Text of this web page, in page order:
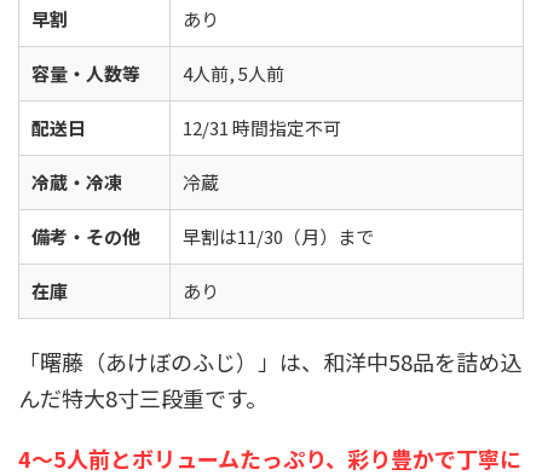
早割 あり
容量・人数等 4人前, 5人前
配送日 12/31 時間指定不可
冷蔵・冷凍 冷蔵
備考・その他 早割は11/30（月）まで
在庫 あり
「曙藤（あけぼのふじ）」は、和洋中58品を詰め込
んだ特大8寸三段重です。
4〜5人前とボリュームたっぷり、彩り豊かで丁寧に